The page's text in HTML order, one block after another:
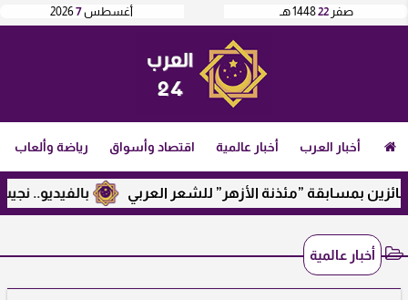
أغسطس7
2026 صفر 221448 هـ
أخبار العرب أخبار عالمية اقتصاد وأسواق رياضة وألعاب
بالفيديو.. نجيب ”مئذنة الأزهر” للشعر العربي
أخبار عالمية